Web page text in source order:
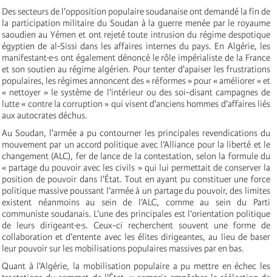
Des secteurs de l'opposition populaire soudanaise ont demandé la fin de
la participation militaire du Soudan à la guerre menée par le royaume
saoudien au Yémen et ont rejeté toute intrusion du régime despotique
égyptien de al-Sissi dans les affaires internes du pays. En Algérie, les
manifestant·e·s ont également dénoncé le rôle impérialiste de la France
et son soutien au régime algérien. Pour tenter d'apaiser les frustrations
populaires, les régimes annoncent des « réformes » pour « améliorer » et
« nettoyer » le système de l'intérieur ou des soi-disant campagnes de
lutte « contre la corruption » qui visent d'anciens hommes d'affaires liés
aux autocrates déchus.
Au Soudan, l'armée a pu contourner les principales revendications du
mouvement par un accord politique avec l’Alliance pour la liberté et le
changement (ALC), fer de lance de la contestation, selon la formule du
« partage du pouvoir avec les civils » qui lui permettait de conserver la
position de pouvoir dans l'État. Tout en ayant pu constituer une force
politique massive poussant l’armée à un partage du pouvoir, des limites
existent néanmoins au sein de l’ALC, comme au sein du Parti
communiste soudanais. L’une des principales est l’orientation politique
de leurs dirigeant·e·s. Ceux-ci recherchent souvent une forme de
collaboration et d’entente avec les élites dirigeantes, au lieu de baser
leur pouvoir sur les mobilisations populaires massives par en bas.
Quant à l'Algérie, la mobilisation populaire a pu mettre en échec les